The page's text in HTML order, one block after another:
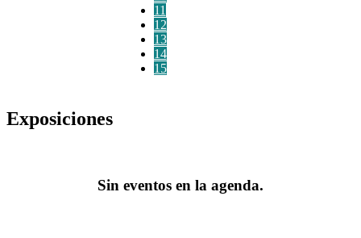
11
12
13
14
15
Exposiciones
Sin eventos en la agenda.